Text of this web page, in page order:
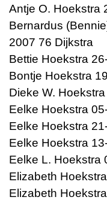
Antje O. Hoekstra
Bernardus
2007 76 Dijkstra
Bettie Hoekstra
Bontje Hoekstra
Dieke W.
Eelke Hoekstra
Eelke Hoekstra
Eelke Hoekstra
Eelke L. Hoekstra
Elizabeth
Elizabeth